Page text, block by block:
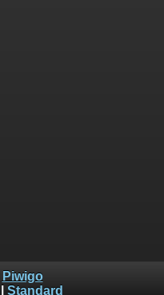
Piwigo
Standard